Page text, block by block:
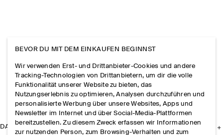
DAS UNTERNEHMEN
BEVOR DU MIT DEM EINKAUFEN BEGINNST
Wir verwenden Erst- und Drittanbieter-Cookies und andere
Tracking-Technologien von Drittanbietern, um dir die volle
Funktionalität unserer Website zu bieten, das
Nutzungserlebnis zu optimieren, Analysen durchzuführen und
personalisierte Werbung über unsere Websites, Apps und
Newsletter im Internet und über Social-Media-Plattformen
bereitzustellen. Zu diesem Zweck erfassen wir Informationen
zur nutzenden Person, zum Browsing-Verhalten und zum